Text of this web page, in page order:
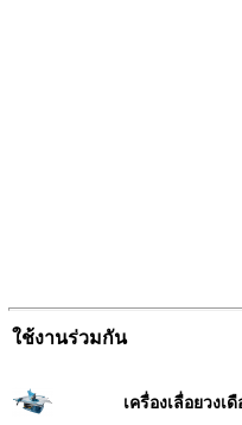
ใช้งานร่วมกัน
เครื่องเลื่อยวง